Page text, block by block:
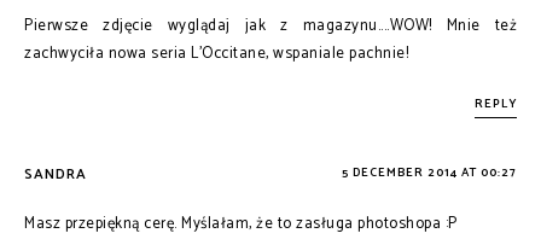
Pierwsze zdjęcie wyglądaj jak z magazynu....WOW! Mnie też
zachwyciła nowa seria L'Occitane, wspaniale pachnie!
REPLY
SANDRA 5 DECEMBER 2014 AT 00:27
Masz przepiękną cerę. Myślałam, że to zasługa photoshopa :P